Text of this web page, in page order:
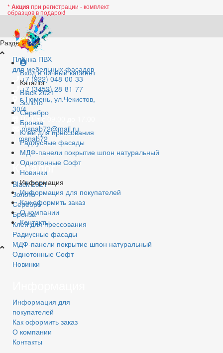
* Акцияпри регистрации - комплект
образцов в подарок!
Плёнка ПВХ
для мебельных фасадов
+7 (922) 048-00-33
+7 (3452) 28-81-77
г.Тюмень, ул.Чекистов,
30/4
Пн-Пт с 09:00 до 17:00
msnab72@mail.ru
msnab72
Каталог
Black 2021
Золото
Серебро
Бронза
Клей для прессования
Радиусные фасады
МДФ-панели покрытие шпон натуральный
Однотонные Софт
Новинки
Информация для
покупателей
Как оформить заказ
О компании
Контакты
Разделы
Вход в личный кабинет
Каталог
Black 2021
Золото
Серебро
Бронза
Клей для прессования
Радиусные фасады
МДФ-панели покрытие шпон натуральный
Однотонные Софт
Новинки
Информация
Информация для покупателей
Как оформить заказ
О компании
Контакты